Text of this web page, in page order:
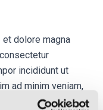
dolore magna
incididunt ut
ad minim veniam,
nisi ut aliquip